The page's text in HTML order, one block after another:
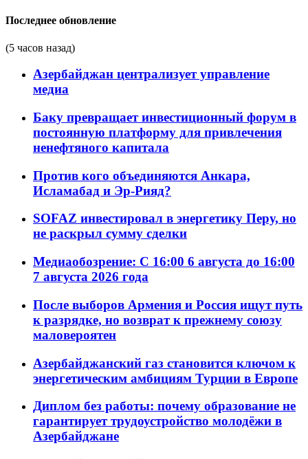
Последнее обновление
(5 часов назад)
Азербайджан централизует управление
медиа
Баку превращает инвестиционный форум в
постоянную платформу для привлечения
ненефтяного капитала
Против кого объединяются Анкара,
Исламабад и Эр-Рияд?
SOFAZ инвестировал в энергетику Перу, но
не раскрыл сумму сделки
Медиаобозрение: С 16:00 6 августа до 16:00
7 августа 2026 года
После выборов Армения и Россия ищут путь
к разрядке, но возврат к прежнему союзу
маловероятен
Азербайджанский газ становится ключом к
энергетическим амбициям Турции в Европе
Диплом без работы: почему образование не
гарантирует трудоустройство молодёжи в
Азербайджане